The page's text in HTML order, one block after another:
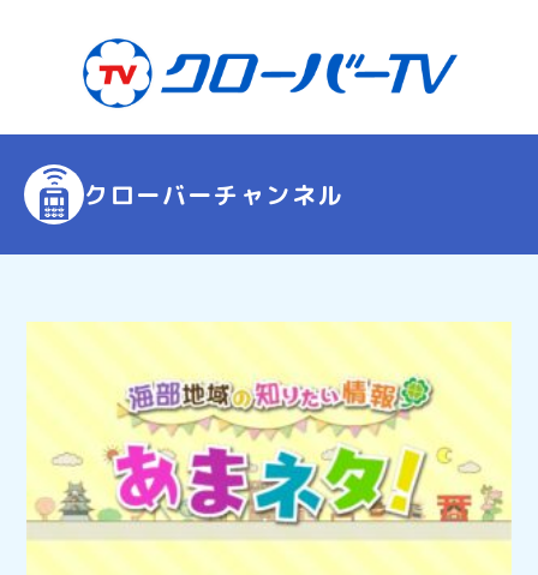
クローバーチャンネル